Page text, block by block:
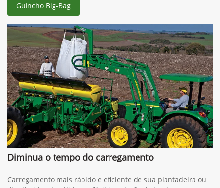
Guincho Big-Bag
Diminua o tempo do carregamento
Carregamento mais rápido e eficiente de sua plantadeira ou